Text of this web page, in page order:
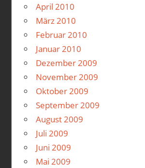
April 2010
März 2010
Februar 2010
Januar 2010
Dezember 2009
November 2009
Oktober 2009
September 2009
August 2009
Juli 2009
Juni 2009
Mai 2009